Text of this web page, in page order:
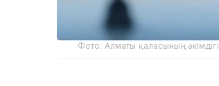
Фото: Алматы қаласының әкімдігі